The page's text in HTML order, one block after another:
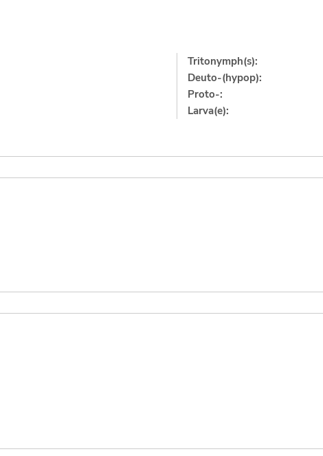
Tritonymph(s):
Deuto-(hypop):
Proto-:
Larva(e):